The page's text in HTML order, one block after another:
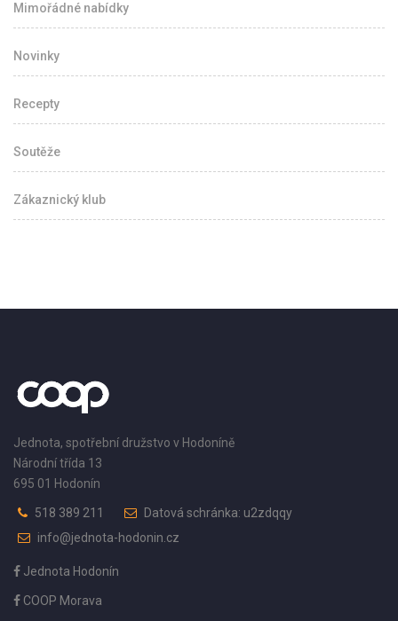
Mimořádné nabídky
Novinky
Recepty
Soutěže
Zákaznický klub
Jednota, spotřební družstvo v Hodoníně
Národní třída 13
695 01 Hodonín
518 389 211
Datová schránka: u2zdqqy
info@jednota-hodonin.cz
Jednota Hodonín
COOP Morava